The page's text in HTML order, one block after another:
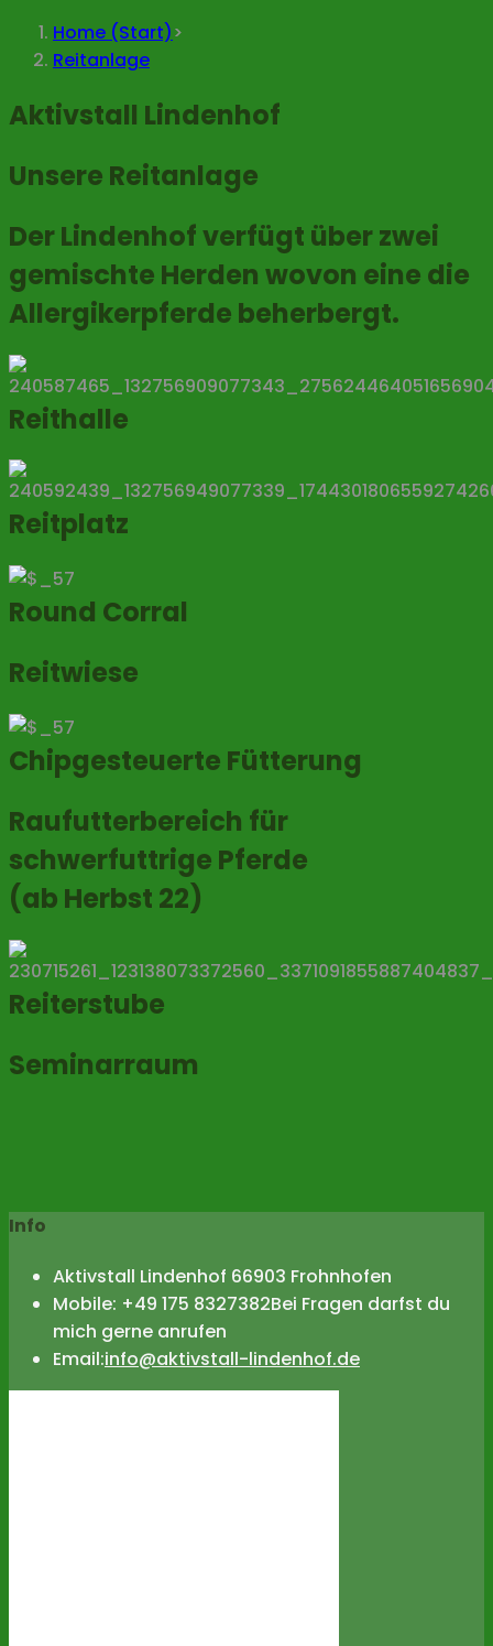
Home (Start)>
Reitanlage
Aktivstall Lindenhof
Unsere Reitanlage
Der Lindenhof verfügt über zwei
gemischte Herden wovon eine die
Allergikerpferde beherbergt.
Reithalle
Reitplatz
Round Corral
Reitwiese
Chipgesteuerte Fütterung
Raufutterbereich für
schwerfuttrige Pferde
(ab Herbst 22)
Reiterstube
Seminarraum
Info
Aktivstall Lindenhof 66903 Frohnhofen
Mobile: +49 175 8327382Bei Fragen darfst du
mich gerne anrufen
Email:info@aktivstall-lindenhof.deOpens